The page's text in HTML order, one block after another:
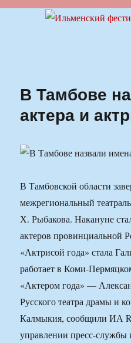
Ильменский
В Тамбове
актера и
В Тамбовской области
межрегиональный
Х. Рыбакова. Накануне
актеров провинциальной
«Актрисой года» стала
работает в Коми-
«Актером года» —
Русского театра драмы и
Калмыкия, сообщили ИА
управлении пресс-